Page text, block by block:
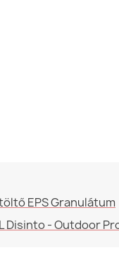
Megadott
EPS Granulátum
Disinto - Outdoor